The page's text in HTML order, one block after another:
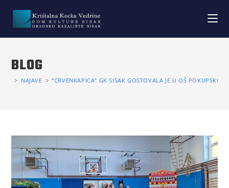
BLOG
> NAJAVE > “CRVENKAPICA” GK SISAK GOSTOVALA JE U OŠ POKUPSKO